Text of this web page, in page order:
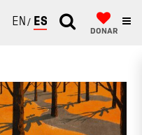
ENGLISH
ESPAÑOL
DONAR